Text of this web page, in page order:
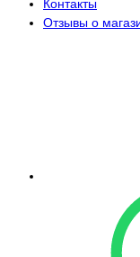
Контакты
Отзывы о